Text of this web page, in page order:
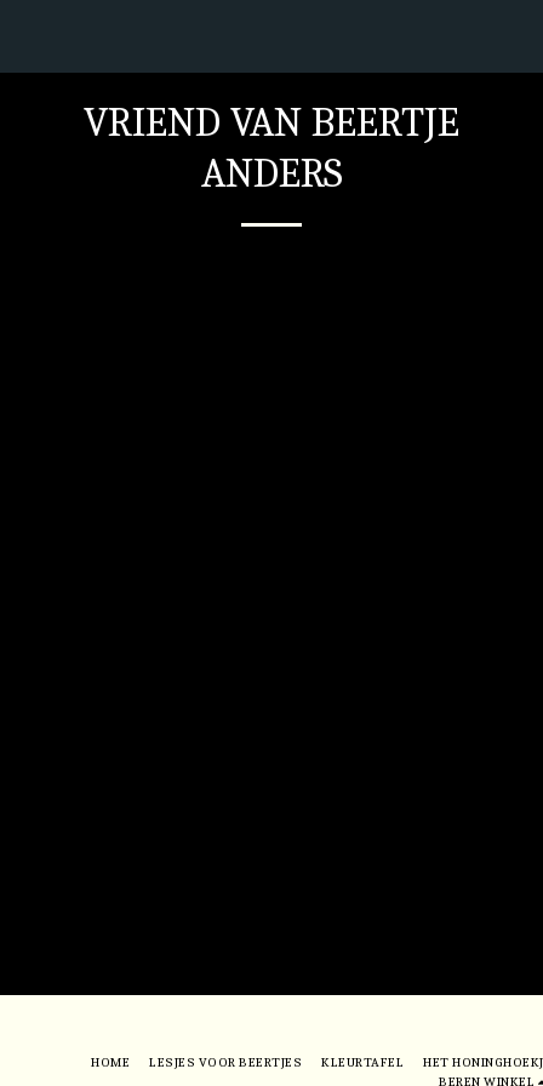
VRIEND VAN BEERTJE
ANDERS
HOME LESJES VOOR BEERTJES KLEURTAFEL
HET
BEREN WINKEL